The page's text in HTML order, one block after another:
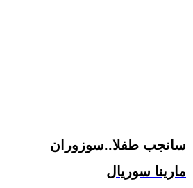
سانجب طفلا..سوزوران
مارينا سوريال